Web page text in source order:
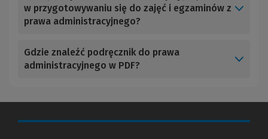
w przygotowywaniu się do zajęć i egzaminów z
prawa administracyjnego?
Gdzie znaleźć podręcznik do prawa
administracyjnego w PDF?